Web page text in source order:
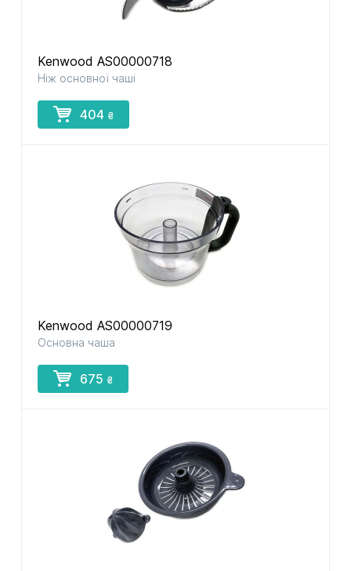
Kenwood AS00000718
Ніж основної чаші
404 ₴
Kenwood AS00000719
Основна чаша
675 ₴